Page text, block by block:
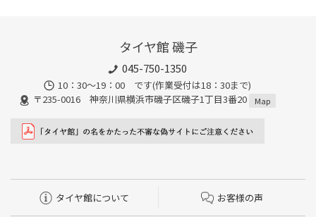
タイヤ館 磯子
045-750-1350
10：30～19：00 です(作業受付は18：30まで)
〒235-0016 神奈川県横浜市磯子区磯子1丁目3番20
Map
タイヤ館について お客様の声